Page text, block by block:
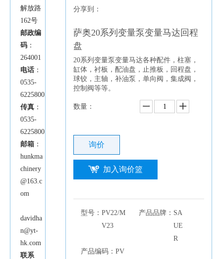
解放路
162号
邮政编
码 ：
264001
电话 ：
0535-
6225800
传真 ：
0535-
6225800
邮箱 ：
hunkma
chinery
@163.c
om
davidha
n@yt-
hk.com
联系
分享到：
萨奥20系列变量泵变量马达回程
盘
20系列变量泵变量马达各种配件，柱塞，
缸体，衬板，配油盘，止推板，回程盘，
球铰，主轴，补油泵，单向阀，集成阀，
控制阀等等。
数量：
询价
加入询价篮
型号： PV22/M
V23
产品品牌： SA
UE
R
产品编码： PV